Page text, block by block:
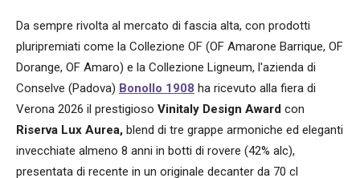
Da sempre rivolta al mercato di fascia alta, con prodotti
pluripremiati come la Collezione OF (OF Amarone Barrique, OF
Dorange, OF Amaro) e la Collezione Ligneum, l'azienda di
Conselve (Padova) Bonollo 1908 ha ricevuto alla fiera di
Verona 2026 il prestigioso Vinitaly Design Award con
Riserva Lux Aurea, blend di tre grappe armoniche ed eleganti
invecchiate almeno 8 anni in botti di rovere (42% alc),
presentata di recente in un originale decanter da 70 cl